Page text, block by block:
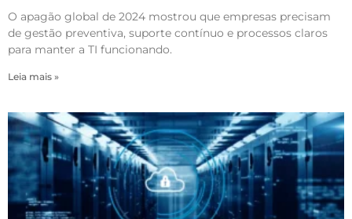
O apagão global de 2024 mostrou que empresas precisam
de gestão preventiva, suporte contínuo e processos claros
para manter a TI funcionando.
Leia mais »